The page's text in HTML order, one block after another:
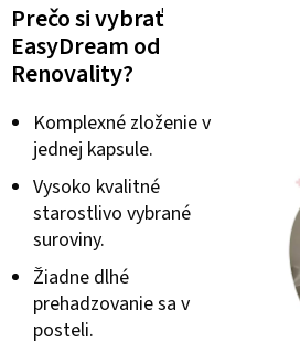
Prečo si vybrať
EasyDream od
Renovality?
Komplexné zloženie v
jednej kapsule.
Vysoko kvalitné
starostlivo vybrané
suroviny.
Žiadne dlhé
prehadzovanie sa v
posteli.